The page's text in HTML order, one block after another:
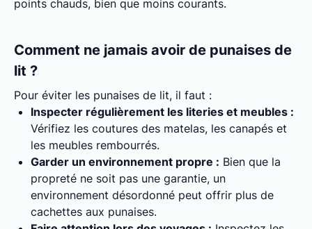
points chauds, bien que moins courants.
Comment ne jamais avoir de punaises de
lit ?
Pour éviter les punaises de lit, il faut :
Inspecter régulièrement les literies et meubles :
Vérifiez les coutures des matelas, les canapés et
les meubles rembourrés.
Garder un environnement propre : Bien que la
propreté ne soit pas une garantie, un
environnement désordonné peut offrir plus de
cachettes aux punaises.